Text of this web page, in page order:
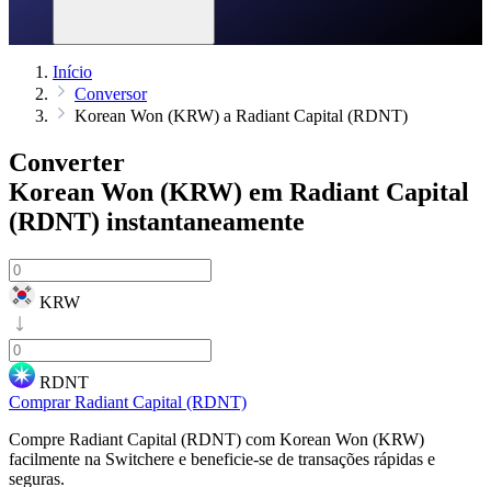
Início
Conversor
Korean Won (KRW) a Radiant Capital (RDNT)
Converter
Korean Won (KRW) em Radiant Capital
(RDNT) instantaneamente
KRW
RDNT
Comprar Radiant Capital (RDNT)
Compre Radiant Capital (RDNT) com Korean Won (KRW)
facilmente na Switchere e beneficie-se de transações rápidas e
seguras.